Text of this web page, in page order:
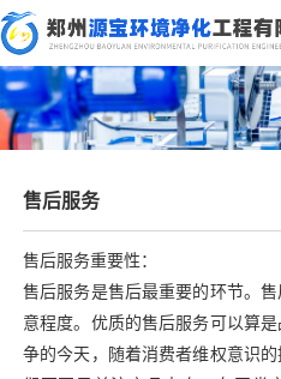
售后服务
售后服务重要性：
售后服务是售后最重要的环节。
意程度。优质的售后服务可以算
争的今天，随着消费者维权意识